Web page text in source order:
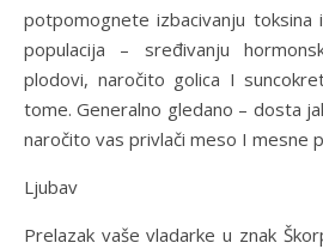
potpomognete izbacivanju toksina
populacija – sređivanju
plodovi, naročito golica I
tome. Generalno gledano – dosta
naročito vas privlači meso I mesne
Ljubav
Prelazak vaše vladarke u znak